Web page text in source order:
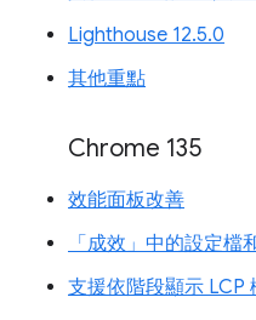
Lighthouse 12.5.0
其他重點
Chrome 135
效能面板改善
「成效」中的設定
支援依階段顯示 LCP